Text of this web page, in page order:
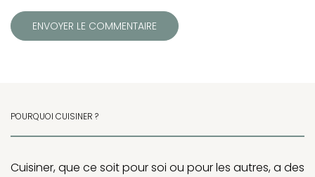
POURQUOI CUISINER ?
Cuisiner, que ce soit pour soi ou pour les autres, a des